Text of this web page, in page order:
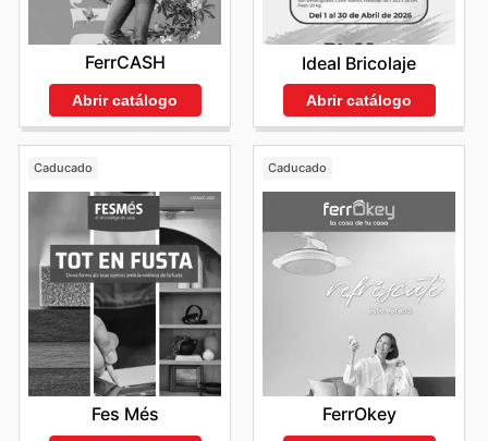
FerrCASH
Abrir catálogo
Ideal Bricolaje
Abrir catálogo
Caducado
Fes Més
Caducado
FerrOkey